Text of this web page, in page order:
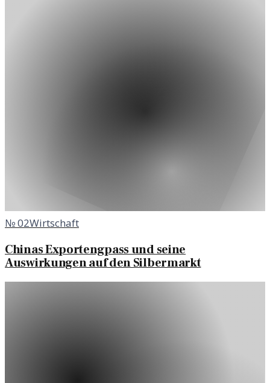
№02Wirtschaft
Chinas Exportengpass und seine
Auswirkungen auf den Silbermarkt